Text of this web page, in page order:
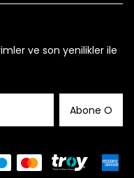
ve son yenilikler ile
Abone O